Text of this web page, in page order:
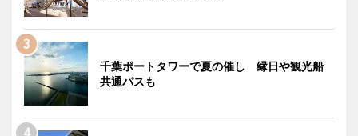
千葉ポートタワーで夏の催し 縁日や観光船
共通パスも